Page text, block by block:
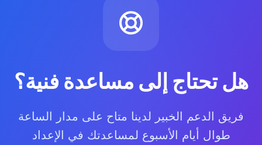
هل تحتاج إلى مساعدة فنية؟
فريق الدعم الخبير لدينا متاح على مدار الساعة
طوال أيام الأسبوع لمساعدتك في الإعداد